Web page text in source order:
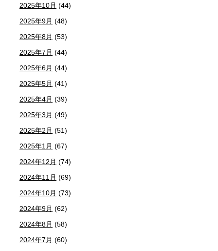
2025年10月 (44)
2025年9月 (48)
2025年8月 (53)
2025年7月 (44)
2025年6月 (44)
2025年5月 (41)
2025年4月 (39)
2025年3月 (49)
2025年2月 (51)
2025年1月 (67)
2024年12月 (74)
2024年11月 (69)
2024年10月 (73)
2024年9月 (62)
2024年8月 (58)
2024年7月 (60)